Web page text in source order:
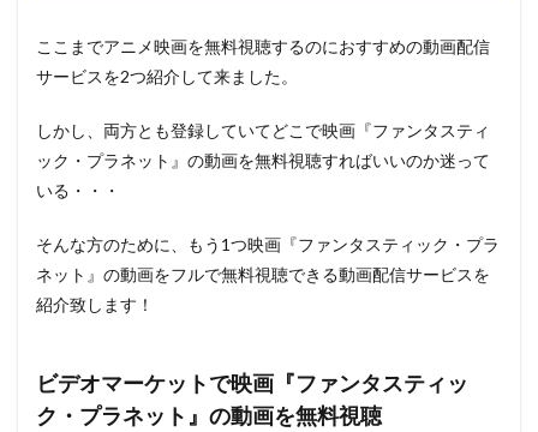
ここまでアニメ映画を無料視聴するのにおすすめの動画配信
サービスを2つ紹介して来ました。
しかし、両方とも登録していてどこで映画『ファンタスティ
ック・プラネット』の動画を無料視聴すればいいのか迷って
いる・・・
そんな方のために、もう1つ映画『ファンタスティック・プラ
ネット』の動画をフルで無料視聴できる動画配信サービスを
紹介致します！
ビデオマーケットで映画『ファンタスティッ
ク・プラネット』の動画を無料視聴